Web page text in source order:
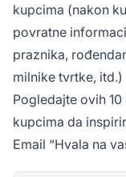
kupcima (nakon
povratne
praznika,
milnike tvrtke, itd.)
Pogledajte ovih
kupcima da
Email “Hvala na